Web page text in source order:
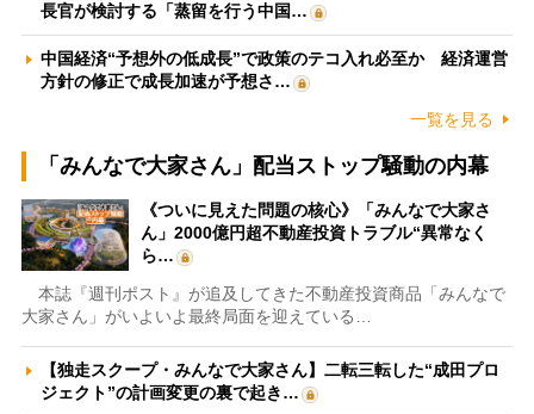
長官が検討する「蒸留を行う中国…
中国経済“予想外の低成長”で政策のテコ入れ必至か 経済運営
方針の修正で成長加速が予想さ…
一覧を見る
「みんなで大家さん」配当ストップ騒動の内幕
《ついに見えた問題の核心》「みんなで大家さ
ん」2000億円超不動産投資トラブル“異常なく
ら…
本誌『週刊ポスト』が追及してきた不動産投資商品「みんなで
大家さん」がいよいよ最終局面を迎えている…
【独走スクープ・みんなで大家さん】二転三転した“成田プロ
ジェクト”の計画変更の裏で起き…